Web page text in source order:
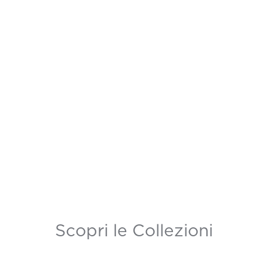
Scopri le Collezioni